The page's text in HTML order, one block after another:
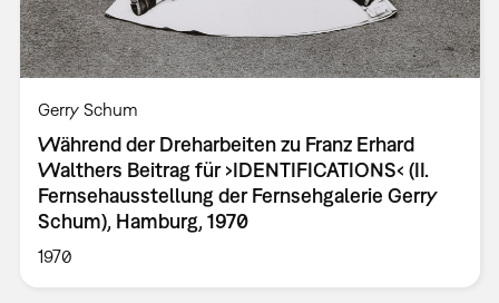
Gerry Schum
Während der Dreharbeiten zu Franz Erhard
Walthers Beitrag für ›IDENTIFICATIONS‹ (II.
Fernsehausstellung der Fernsehgalerie Gerry
Schum), Hamburg, 1970
1970